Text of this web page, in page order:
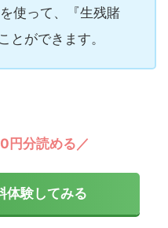
使って、『生残賭
とができます。
円分読める／
体験してみる